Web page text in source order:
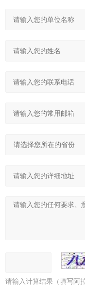
请输入计算结果（填写阿